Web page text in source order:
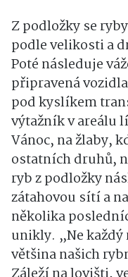
Z podložky se
podle velikosti a
Poté následuje
připravená
pod kyslíkem
výtažník v areálu
Vánoc, na žlaby,
ostatních druhů,
ryb z podložky
zátahovou sítí a
několika
unikly. „Ne
většina našich